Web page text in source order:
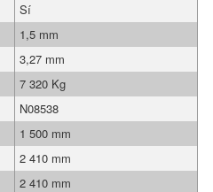
Sí
1,5 mm
3,27 mm
7 320 Kg
N08538
1 500 mm
2 410 mm
2 410 mm